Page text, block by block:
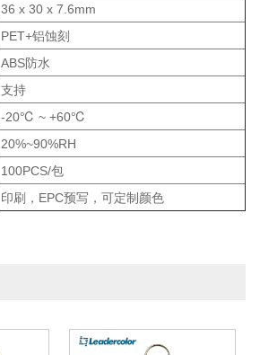
36 x 30 x 7.6mm
PET+铝蚀刻
ABS防水
支持
-20℃ ~ +60℃
20%~90%RH
100PCS/包
印刷，EPC预写，可定制颜色